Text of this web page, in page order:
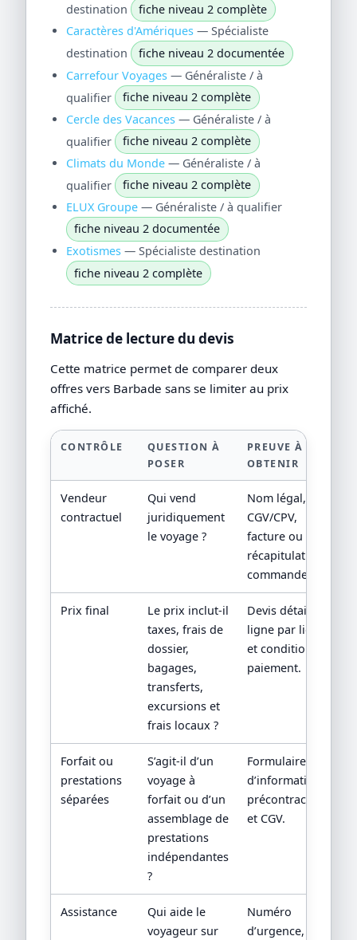
destination
fiche niveau 2 complète
Caractères d'Amériques— Spécialiste
destination
fiche niveau 2 documentée
Carrefour Voyages— Généraliste / à
qualifier
fiche niveau 2 complète
Cercle des Vacances— Généraliste / à
qualifier
fiche niveau 2 complète
Climats du Monde— Généraliste / à
qualifier
fiche niveau 2 complète
ELUX Groupe— Généraliste / à qualifier
fiche niveau 2 documentée
Exotismes— Spécialiste destination
fiche niveau 2 complète
Matrice de lecture du devis
Cette matrice permet de comparer deux
offres vers Barbade sans se limiter au prix
affiché.
CONTRÔLE
QUESTION À
POSER
PREUVE À
OBTENIR
Vendeur
contractuel
Qui vend
juridiquement
le voyage ?
Nom légal,
CGV/CPV,
facture ou
récapitulatif de
commande.
Prix final
Le prix inclut-il
taxes, frais de
dossier,
bagages,
transferts,
excursions et
frais locaux ?
Devis détaillé
ligne par ligne
et conditions de
paiement.
Forfait ou
prestations
séparées
S’agit-il d’un
voyage à
forfait ou d’un
assemblage de
prestations
indépendantes
?
Formulaire
d’information
précontractuelle
et CGV.
Assistance
Qui aide le
voyageur sur
Numéro
d’urgence,